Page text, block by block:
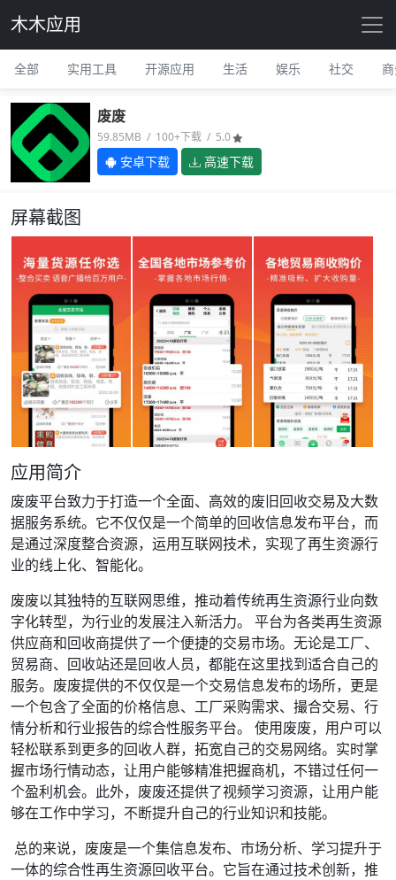
木木应用
全部 实用工具 开源应用 生活 娱乐 社交
废废
59.85MB / 100+下载 / 5.0
安卓下载 高速下载
屏幕截图
应用简介
废废平台致力于打造一个全面、高效的废旧回收交易及大数
据服务系统。它不仅仅是一个简单的回收信息发布平台，而
是通过深度整合资源，运用互联网技术，实现了再生资源行
业的线上化、智能化。
废废以其独特的互联网思维，推动着传统再生资源行业向数
字化转型，为行业的发展注入新活力。 平台为各类再生资源
供应商和回收商提供了一个便捷的交易市场。无论是工厂、
贸易商、回收站还是回收人员，都能在这里找到适合自己的
服务。废废提供的不仅仅是一个交易信息发布的场所，更是
一个包含了全面的价格信息、工厂采购需求、撮合交易、行
情分析和行业报告的综合性服务平台。 使用废废，用户可以
轻松联系到更多的回收人群，拓宽自己的交易网络。实时掌
握市场行情动态，让用户能够精准把握商机，不错过任何一
个盈利机会。此外，废废还提供了视频学习资源，让用户能
够在工作中学习，不断提升自己的行业知识和技能。
总的来说，废废是一个集信息发布、市场分析、学习提升于
一体的综合性再生资源回收平台。它旨在通过技术创新，推